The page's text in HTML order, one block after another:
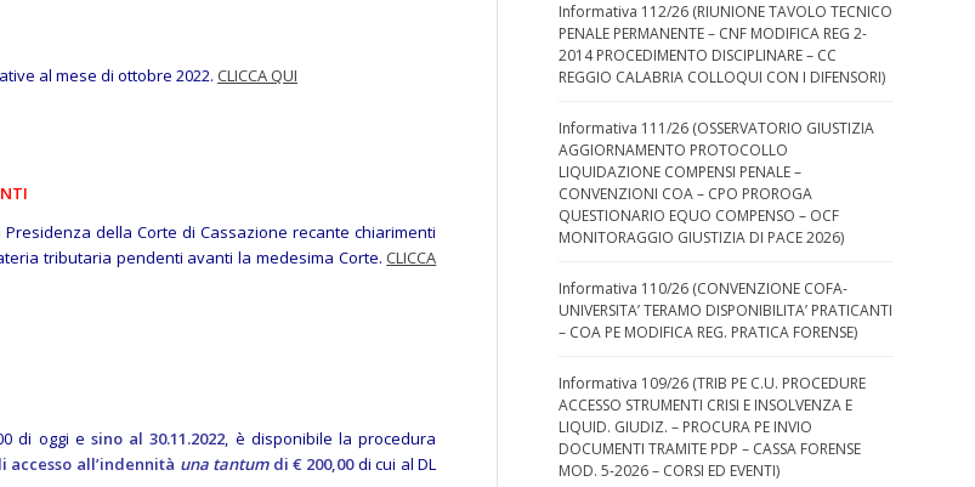
al mese di ottobre 2022. CLICCA QUI
della Corte di Cassazione recante chiarimenti
tributaria pendenti avanti la medesima Corte. CLICCA
di oggi e sino al 30.11.2022, è disponibile la procedura
accesso all’indennità una tantumdi € 200,00di cui al DL
Informativa 112/26 (RIUNIONE TAVOLO TECNICO
PENALE PERMANENTE – CNF MODIFICA REG 2-
2014 PROCEDIMENTO DISCIPLINARE – CC
REGGIO CALABRIA COLLOQUI CON I DIFENSORI)
Informativa 111/26 (OSSERVATORIO GIUSTIZIA
AGGIORNAMENTO PROTOCOLLO
LIQUIDAZIONE COMPENSI PENALE –
CONVENZIONI COA – CPO PROROGA
QUESTIONARIO EQUO COMPENSO – OCF
MONITORAGGIO GIUSTIZIA DI PACE 2026)
Informativa 110/26 (CONVENZIONE COFA-
UNIVERSITA’ TERAMO DISPONIBILITA’ PRATICANTI
– COA PE MODIFICA REG. PRATICA FORENSE)
Informativa 109/26 (TRIB PE C.U. PROCEDURE
ACCESSO STRUMENTI CRISI E INSOLVENZA E
LIQUID. GIUDIZ. – PROCURA PE INVIO
DOCUMENTI TRAMITE PDP – CASSA FORENSE
MOD. 5-2026 – CORSI ED EVENTI)